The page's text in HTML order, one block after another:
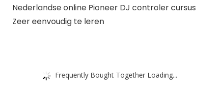
Nederlandse online Pioneer DJ controler cursus
Zeer eenvoudig te leren
Frequently Bought Together Loading...